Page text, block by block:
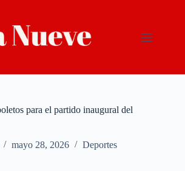
para el partido inaugural del
mayo 28, 2026 Deportes